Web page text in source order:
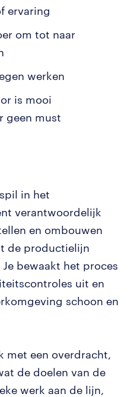
ervaring
om tot naar
werken
is mooi
geen must
in het
verantwoordelijk
en ombouwen
de productielijn
bewaakt het proces
uit en
schoon en
met een overdracht,
de doelen van de
werk aan de lijn,